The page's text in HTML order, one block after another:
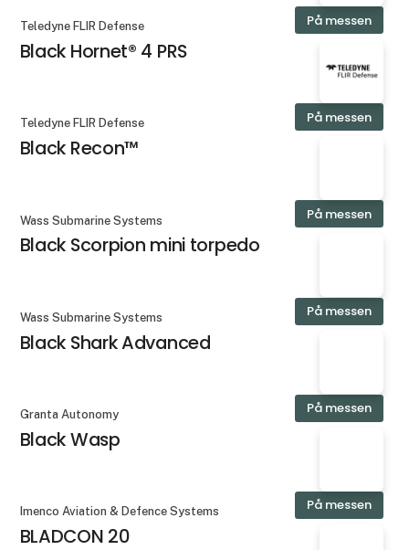
På messen
Teledyne FLIR Defense
Black Hornet® 4 PRS
På messen
Teledyne FLIR Defense
Black Recon™
På messen
Wass Submarine Systems
Black Scorpion mini torpedo
På messen
Wass Submarine Systems
Black Shark Advanced
På messen
Granta Autonomy
Black Wasp
På messen
Imenco Aviation & Defence Systems
BLADCON 20